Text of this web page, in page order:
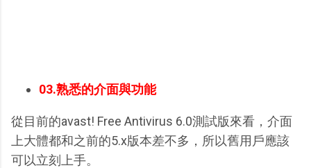
03.熟悉的介面與功能
從目前的avast! Free Antivirus 6.0測試版來看，介面
上大體都和之前的5.x版本差不多，所以舊用戶應該
可以立刻上手。